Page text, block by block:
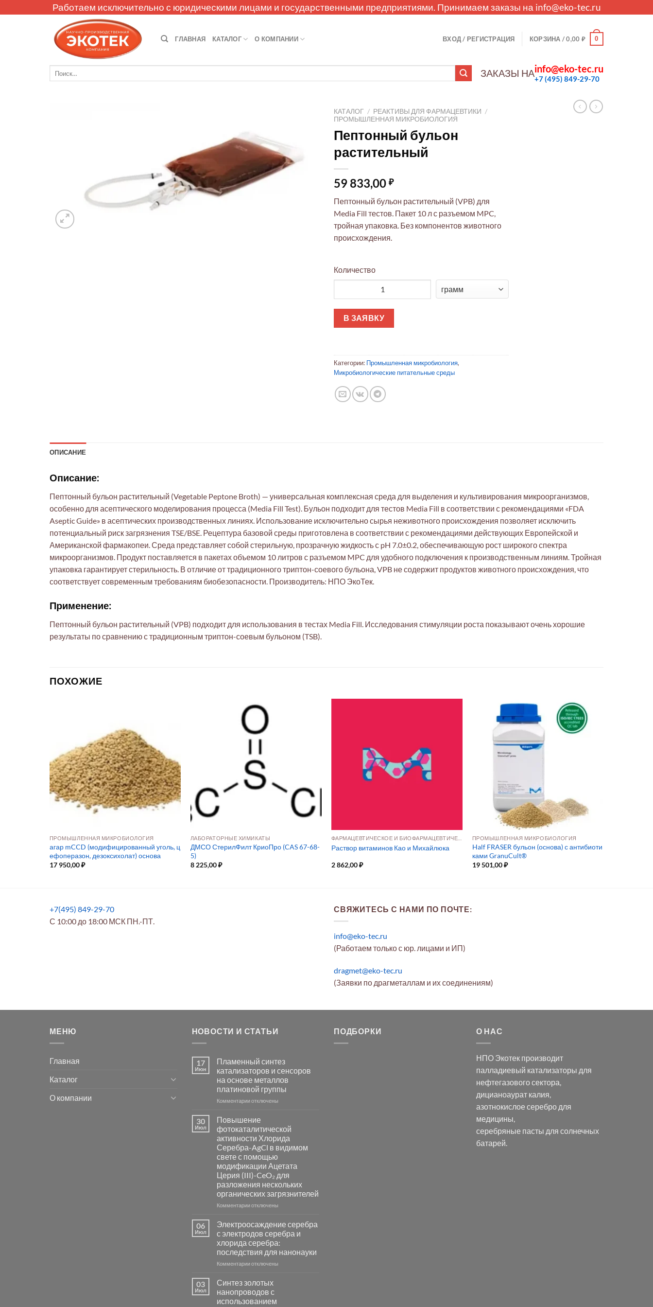
to
Работаем исключительно с юридическими лицами и государственными предприятиями. Принимаем заказы на info@eko-tec.ru
ГЛАВНАЯ КАТАЛОГ О КОМПАНИИ ВХОД / РЕГИСТРАЦИЯ КОРЗИНА /0,00 ₽ 0
ЗАКАЗЫ НАinfo@eko-tec.ru
+7 (495) 849-29-70
КАТАЛОГ / РЕАКТИВЫ ДЛЯ ФАРМАЦЕВТИКИ /
ПРОМЫШЛЕННАЯ МИКРОБИОЛОГИЯ
Пептонный бульон
растительный
59 833,00 ₽
Пептонный бульон растительный (VPB) для
Media Fill тестов. Пакет 10 л с разъемом MPC,
тройная упаковка. Без компонентов животного
происхождения.
Количество
В ЗАЯВКУ
Категории: Промышленная микробиология,
Микробиологические питательные среды
ОПИСАНИЕ
Описание:
Пептонный бульон растительный (Vegetable Peptone Broth) — универсальная комплексная среда для выделения и культивирования микроорганизмов,
особенно для асептического моделирования процесса (Media Fill Test). Бульон подходит для тестов Media Fill в соответствии с рекомендациями «FDA
Aseptic Guide» в асептических производственных линиях. Использование исключительно сырья неживотного происхождения позволяет исключить
потенциальный риск загрязнения TSE/BSE. Рецептура базовой среды приготовлена в соответствии с рекомендациями действующих Европейской и
Американской фармакопеи. Среда представляет собой стерильную, прозрачную жидкость с pH 7.0±0.2, обеспечивающую рост широкого спектра
микроорганизмов. Продукт поставляется в пакетах объемом 10 литров с разъемом MPC для удобного подключения к производственным линиям. Тройная
упаковка гарантирует стерильность. В отличие от традиционного триптон-соевого бульона, VPB не содержит продуктов животного происхождения, что
соответствует современным требованиям биобезопасности. Производитель: НПО ЭкоТек.
Применение:
Пептонный бульон растительный (VPB) подходит для использования в тестах Media Fill. Исследования стимуляции роста показывают очень хорошие
результаты по сравнению с традиционным триптон-соевым бульоном (TSB).
ПОХОЖИЕ
ПРОМЫШЛЕННАЯ МИКРОБИОЛОГИЯ
агар mCCD (модифицированный уголь, ц
ефоперазон, дезоксихолат) основа
17 950,00₽
ЛАБОРАТОРНЫЕ ХИМИКАТЫ
ДМСО СтерилФилт КриоПро (CAS 67-68-
5)
8 225,00₽
Раствор витаминов Као и Михайлюка
2 862,00₽
ПРОМЫШЛЕННАЯ МИКРОБИОЛОГИЯ
Half FRASER бульон (основа) с антибиоти
ками GranuCult®
19 501,00₽
+7(495) 849-29-70
С 10:00 до 18:00 МСК ПН.-ПТ.
СВЯЖИТЕСЬ С НАМИ ПО ПОЧТЕ:
info@eko-tec.ru
(Работаем только с юр. лицами и ИП)
dragmet@eko-tec.ru
(Заявки по драгметаллам и их соединениям)
МЕНЮ
Главная
Каталог
О компании
НОВОСТИ И СТАТЬИ
17
Июн
Пламенный синтез
катализаторов и сенсоров
на основе металлов
платиновой группы
Комментариик
синтез
катализаторов
и
сенсоров
на
основе
металлов
платиновой
группы
отключены
30
Июл
Повышение
фотокаталитической
активности Хлорида
Серебра-AgCl в видимом
свете с помощью
модификации Ацетата
Церия (III)-CeO₂ для
разложения нескольких
органических загрязнителей
Комментариик
фотокаталитической
активности
Хлорида
Серебра-
AgCl
свете
с
помощью
отключены
06
Июл
Электроосаждение серебра
с электродов серебра и
хлорида серебра:
последствия для нанонауки
Комментариик
серебра
с
электродов
отключены
03
Июл
Синтез золотых
нанопроводов с
использованием
ПОДБОРКИ О НАС
НПО Экотек производит
палладиевый катализаторы для
нефтегазового сектора,
дицианоаурат калия,
азотнокислое серебродля
медицины,
серебряные пасты для солнечных
батарей.